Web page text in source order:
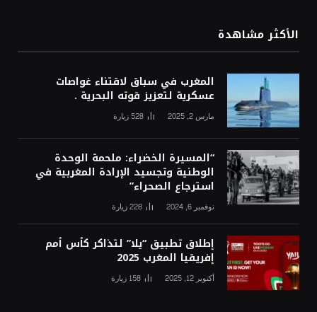
الأكثر مشاهدة
المغرب في سباق لاقتناء غواصات
عسكرية لتعزيز قوته البحرية .
مارس 2, 2025 528 زيارة
“المسيرة الخضراء: ملحمة الوحدة
الوطنية وتجسيد الإرادة المغربية في
استرجاع الصحراء”
نوفمبر 6, 2024 228زيارة
إطلاق تطبيق “يلا” لتذاكر كأس أمم
إفريقيا المغرب 2025
أكتوبر 12, 2025 158 زيارة